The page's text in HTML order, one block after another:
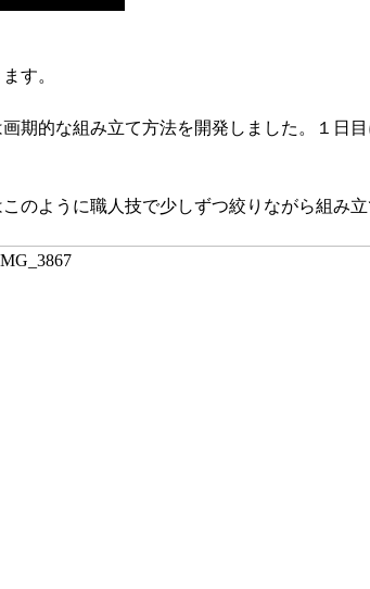
す。
期的な組み立て方法を開発しました。１日
のように職人技で少しずつ絞りながら組み